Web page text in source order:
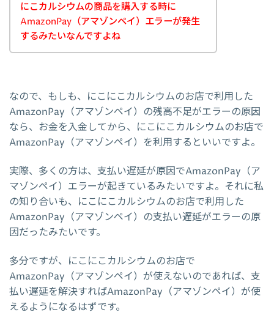
にこカルシウムの商品を購入する時に
AmazonPay（アマゾンペイ）エラーが発生
するみたいなんですよね
なので、もしも、にこにこカルシウムのお店で利用した
AmazonPay（アマゾンペイ）の残高不足がエラーの原因
なら、お金を入金してから、にこにこカルシウムのお店で
AmazonPay（アマゾンペイ）を利用するといいですよ。
実際、多くの方は、支払い遅延が原因でAmazonPay（ア
マゾンペイ）エラーが起きているみたいですよ。それに私
の知り合いも、にこにこカルシウムのお店で利用した
AmazonPay（アマゾンペイ）の支払い遅延がエラーの原
因だったみたいです。
多分ですが、にこにこカルシウムのお店で
AmazonPay（アマゾンペイ）が使えないのであれば、支
払い遅延を解決すればAmazonPay（アマゾンペイ）が使
えるようになるはずです。